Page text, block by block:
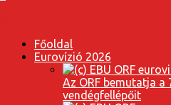
Főoldal
Eurovízió 2026
Az ORF bemutatja
vendégfellépőit